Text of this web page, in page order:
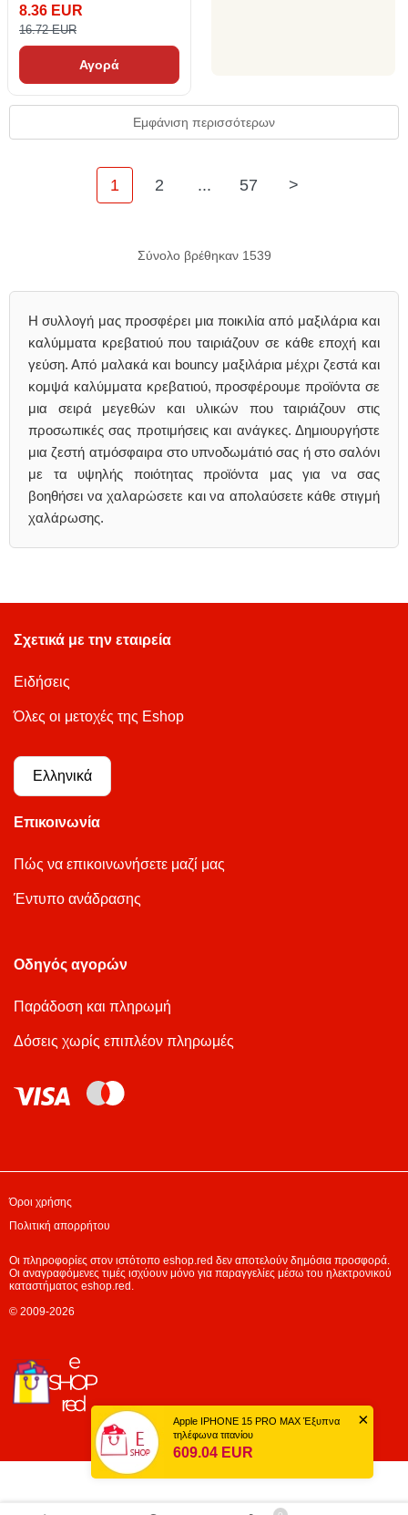
8.36 EUR
16.72 EUR
Αγορά
Εμφάνιση περισσότερων
1 2 ... 57 >
Σύνολο βρέθηκαν 1539
Η συλλογή μας προσφέρει μια ποικιλία από μαξιλάρια και
καλύμματα κρεβατιού που ταιριάζουν σε κάθε εποχή και
γεύση. Από μαλακά και bouncy μαξιλάρια μέχρι ζεστά και
κομψά καλύμματα κρεβατιού, προσφέρουμε προϊόντα σε
μια σειρά μεγεθών και υλικών που ταιριάζουν στις
προσωπικές σας προτιμήσεις και ανάγκες. Δημιουργήστε
μια ζεστή ατμόσφαιρα στο υπνοδωμάτιό σας ή στο σαλόνι
με τα υψηλής ποιότητας προϊόντα μας για να σας
βοηθήσει να χαλαρώσετε και να απολαύσετε κάθε στιγμή
χαλάρωσης.
Σχετικά με την εταιρεία
Ειδήσεις
Όλες οι μετοχές της Eshop
Ελληνικά
Επικοινωνία
Πώς να επικοινωνήσετε μαζί μας
Έντυπο ανάδρασης
Οδηγός αγορών
Παράδοση και πληρωμή
Δόσεις χωρίς επιπλέον πληρωμές
Όροι χρήσης
Πολιτική απορρήτου
Οι πληροφορίες στον ιστότοπο eshop.red δεν αποτελούν δημόσια προσφορά.
Οι αναγραφόμενες τιμές ισχύουν μόνο για παραγγελίες μέσω του ηλεκτρονικού
καταστήματος eshop.red.
© 2009-2026
×
Apple IPHONE 15 PRO MAX Έξυπνα
τηλέφωνα τιτανίου
609.04 EUR